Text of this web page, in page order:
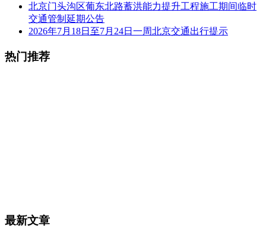
北京门头沟区葡东北路蓄洪能力提升工程施工期间临时
交通管制延期公告
2026年7月18日至7月24日一周北京交通出行提示
热门推荐
最新文章